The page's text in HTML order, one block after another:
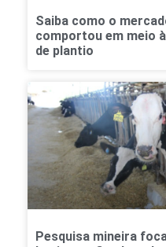
Saiba como o
comportou em meio
de plantio
Pesquisa mineira